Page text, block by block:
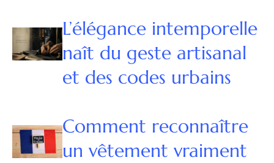
L’élégance intemporelle
naît du geste artisanal
et des codes urbains
Comment reconnaître
un vêtement vraiment